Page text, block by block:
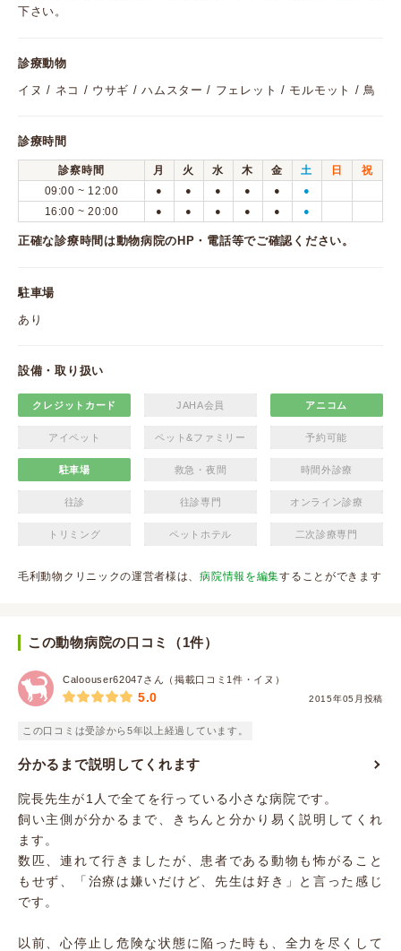
下さい。
診療動物
イヌ / ネコ / ウサギ / ハムスター / フェレット / モルモット / 鳥
診療時間
診察時間 月 火 水 木 金 土 日
祝
09:00 ~ 12:00
● ● ● ● ● ●
16:00 ~ 20:00 ● ● ● ● ● ●
正確な診療時間は動物病院のHP・電話等でご確認ください。
駐車場
あり
設備・取り扱い
クレジットカード JAHA会員 アニコム
アイペット ペット&ファミリー 予約可能
駐車場 救急・夜間 時間外診療
往診 往診専門 オンライン診療
トリミング ペットホテル 二次診療専門
毛利動物クリニックの運営者様は、病院情報を編集することができます
この動物病院の口コミ（1件）
Caloouser62047さん（掲載口コミ1件・イヌ）
2015年05月投稿
5.0
この口コミは受診から5年以上経過しています。
分かるまで説明してくれます
院長先生が1人で全てを行っている小さな病院です。
飼い主側が分かるまで、きちんと分かり易く説明してくれ
ます。
数匹、連れて行きましたが、患者である動物も怖がること
もせず、「治療は嫌いだけど、先生は好き」と言った感じ
です。
以前、心停止し危険な状態に陥った時も、全力を尽くして